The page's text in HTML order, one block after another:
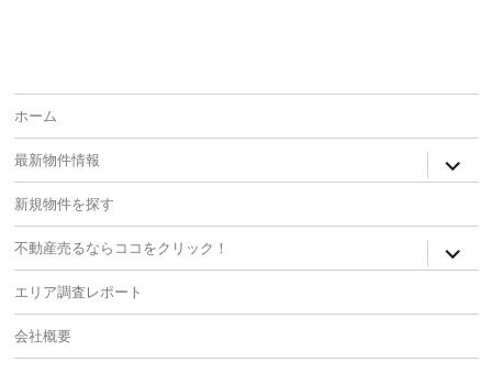
ホーム
最新物件情報
child
新規物件を探す
不動産売るならココをクリック！
child
エリア調査レポート
会社概要